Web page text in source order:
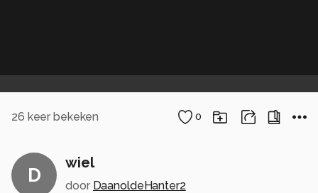
26 keer bekeken 0
D
wiel
door DaanoldeHanter2